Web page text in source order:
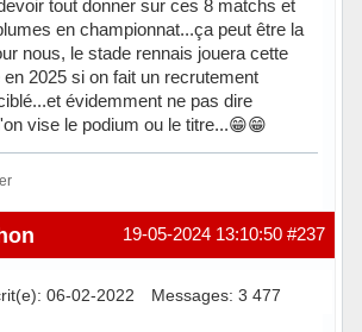
tout donner sur ces 8 matchs et
en championnat...ça peut être la
nous, le stade rennais jouera cette
2025 si on fait un recrutement
évidemment ne pas dire
vise le podium ou le titre...😁😁
#237
19-05-2024 13:10:50
06-02-2022 Messages: 3 477